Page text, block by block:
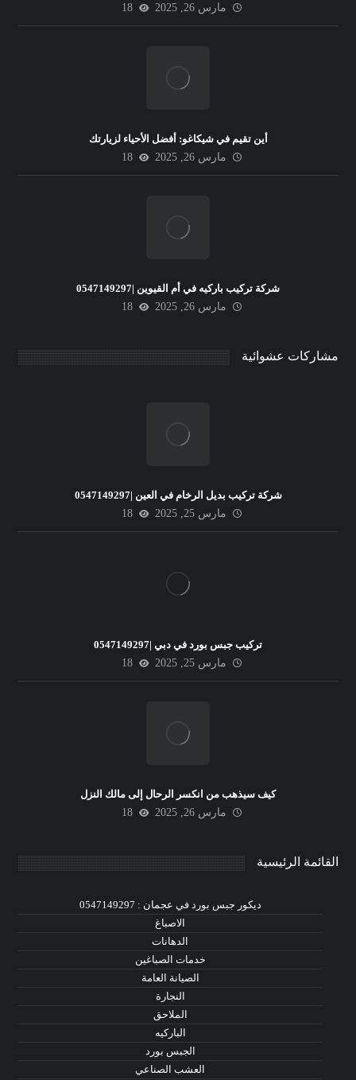
مارس 26, 2025
18
أين تقيم في شيكاغو: أفضل الأحياء لزيارتك
مارس 26, 2025
18
شركة تركيب باركيه في أم القيوين |0547149297
مارس 26, 2025
18
مشاركات عشوائية
شركة تركيب بديل الرخام في العين |0547149297
مارس 25, 2025
18
تركيب جبس بورد في دبي |0547149297
مارس 25, 2025
18
كيف سيذهب من انكسر الرحال إلى مالك النزل
مارس 26, 2025
18
القائمة الرئيسية
ديكور جبس بورد في عجمان : 0547149297
الاصباغ
الدهانات
خدمات الصباغين
الصيانة العامة
النجارة
الملاحق
الباركيه
الجبس بورد
العشب الصناعي